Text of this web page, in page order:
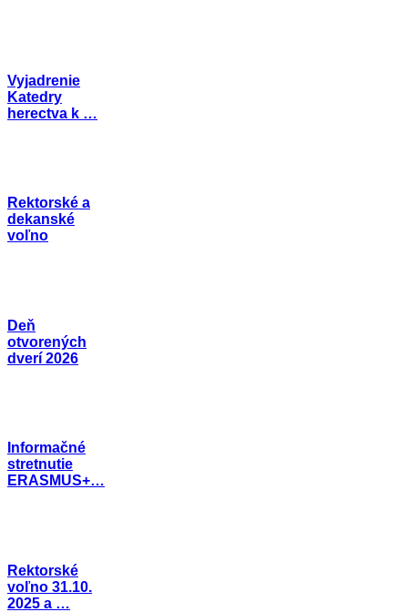
Vyjadrenie
Katedry
herectva k …
Rektorské a
dekanské
voľno
Deň
otvorených
dverí 2026
Informačné
stretnutie
ERASMUS+…
Rektorské
voľno 31.10.
2025 a …